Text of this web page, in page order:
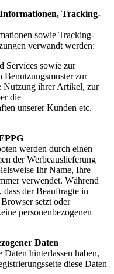
Tracking-
sowie Tracking-
verwandt werden:
Services sowie zur
Benutzungsmuster zur
Nutzung ihrer Artikel, zur
die
unserer Kunden etc.
werden durch einen
der Werbeauslieferung
Ihr Name, Ihre
verwendet. Während
der Beauftragte in
setzt oder
personenbezogenen
Daten
hinterlassen haben,
diese Daten